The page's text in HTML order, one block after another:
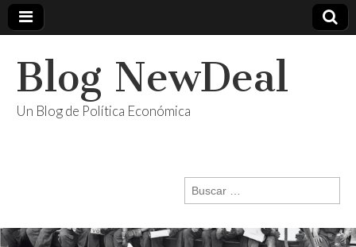
Blog NewDeal
Un Blog de Política Económica
Buscar: